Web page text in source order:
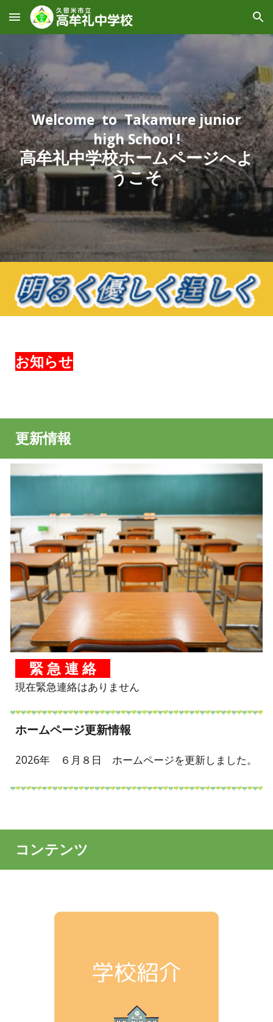
Skip to main content Skip to navigation
Welcome to Takamure junior
high School !
高牟礼中学校ホームページへよ
うこそ
お知らせ
更新情報
緊 急 連 絡
現在緊急連絡はありません
ホームページ更新情報
2026年 ６月８ 日ホームページを更新しました。
コンテンツ